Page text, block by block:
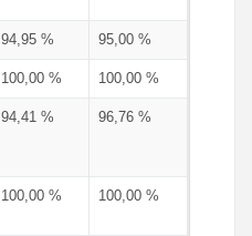
94,95 % 95,00 %
100,00 % 100,00 %
94,41 % 96,76 %
100,00 % 100,00 %